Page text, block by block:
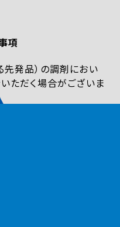
項
発品）の調剤におい
ただく場合がございま